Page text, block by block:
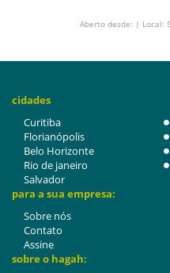
Aberto desde: | Local:
cidades
Curitiba
Florianópolis
Belo Horizonte
Rio de janeiro
Salvador
para a sua empresa:
Sobre nós
Contato
Assine
sobre o hagah: